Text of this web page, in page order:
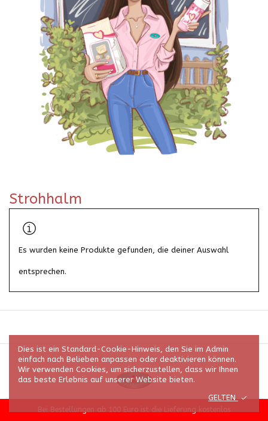
Bei Bestellungen ab 100 Euro ist die Lieferung kostenlos
Strohhalm
Es wurden keine Produkte gefunden, die deiner Auswahl
entsprechen.
© 2026 Alle Rechte vorbehalten | Backzauber, Inhaberin Maria Jost
Theme byWoodzershStudio.
Dies ist ein Standard-Cookie-Hinweis, den Sie im Admin
einfach nach Belieben anpassen oder deaktivieren können.
Wir verwenden Cookies, um sicherzustellen, dass wir Ihnen
das beste Erlebnis auf unserer Website bieten.
GELTEN